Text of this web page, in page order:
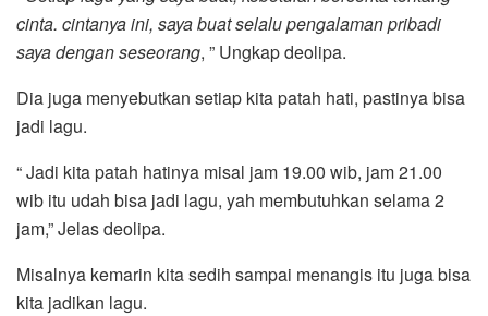
cinta. cintanya ini, saya buat selalu pengalaman pribadi
saya dengan seseorang, ” Ungkap deolipa.
Dia juga menyebutkan setiap kita patah hati, pastinya bisa
jadi lagu.
“ Jadi kita patah hatinya misal jam 19.00 wib, jam 21.00
wib itu udah bisa jadi lagu, yah membutuhkan selama 2
jam,” Jelas deolipa.
Misalnya kemarin kita sedih sampai menangis itu juga bisa
kita jadikan lagu.